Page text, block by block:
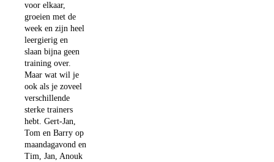
voor elkaar,
groeien met de
week en zijn heel
leergierig en
slaan bijna geen
training over.
Maar wat wil je
ook als je zoveel
verschillende
sterke trainers
hebt. Gert-Jan,
Tom en Barry op
maandagavond en
Tim, Jan, Anouk